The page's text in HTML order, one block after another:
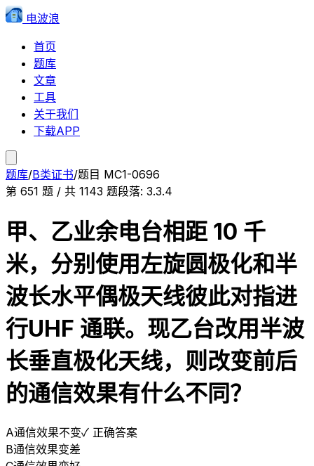
电波浪
首页
题库
文章
工具
关于我们
下载APP
题库/B类证书/题目 MC1-0696
第 651 题 / 共 1143 题段落: 3.3.4
甲、乙业余电台相距 10 千
米，分别使用左旋圆极化和半
波长水平偶极天线彼此对指进
行UHF 通联。现乙台改用半波
长垂直极化天线，则改变前后
的通信效果有什么不同？
A通信效果不变✓ 正确答案
B通信效果变差